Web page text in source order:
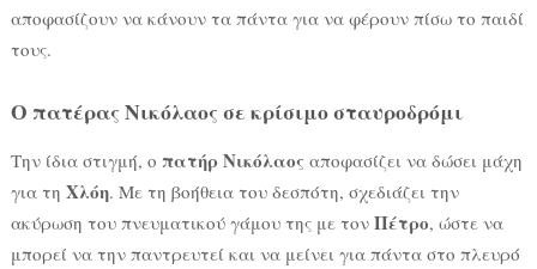
αποφασίζουν να κάνουν τα πάντα για να φέρουν πίσω το παιδί
τους.
Ο πατέρας Νικόλαος σε κρίσιμο σταυροδρόμι
Την ίδια στιγμή, ο πατήρ Νικόλαος αποφασίζει να δώσει μάχη
για τη Χλόη. Με τη βοήθεια του δεσπότη, σχεδιάζει την
ακύρωση του πνευματικού γάμου της με τον Πέτρο, ώστε να
μπορεί να την παντρευτεί και να μείνει για πάντα στο πλευρό